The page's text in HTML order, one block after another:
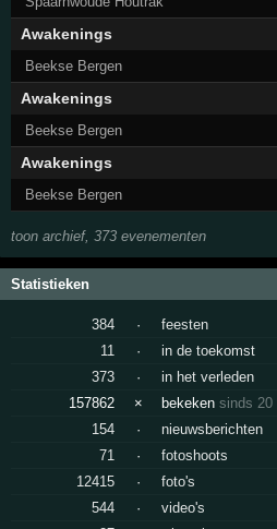
Awakenings
Beekse Bergen
Awakenings
Beekse Bergen
Awakenings
Beekse Bergen
toon archief, 373 evenementen
Statistieken
384 ·
feesten
11
·
in de toekomst
373
·
in het verleden
157862
× bekekensinds 20
154
·
nieuwsberichten
71
·
fotoshoots
12415
·
foto's
544
·
video's